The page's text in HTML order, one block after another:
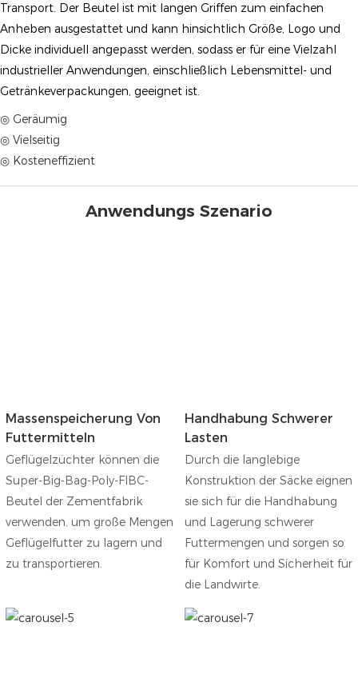
Transport. Der Beutel ist mit langen Griffen zum einfachen
Anheben ausgestattet und kann hinsichtlich Größe, Logo und
Dicke individuell angepasst werden, sodass er für eine Vielzahl
industrieller Anwendungen, einschließlich Lebensmittel- und
Getränkeverpackungen, geeignet ist.
◎ Geräumig
◎ Vielseitig
◎ Kosteneffizient
Anwendungs Szenario
Massenspeicherung Von
Futtermitteln
Geflügelzüchter können die
Super-Big-Bag-Poly-FIBC-
Beutel der Zementfabrik
verwenden, um große Mengen
Geflügelfutter zu lagern und
zu transportieren.
Handhabung Schwerer
Lasten
Durch die langlebige
Konstruktion der Säcke eignen
sie sich für die Handhabung
und Lagerung schwerer
Futtermengen und sorgen so
für Komfort und Sicherheit für
die Landwirte.